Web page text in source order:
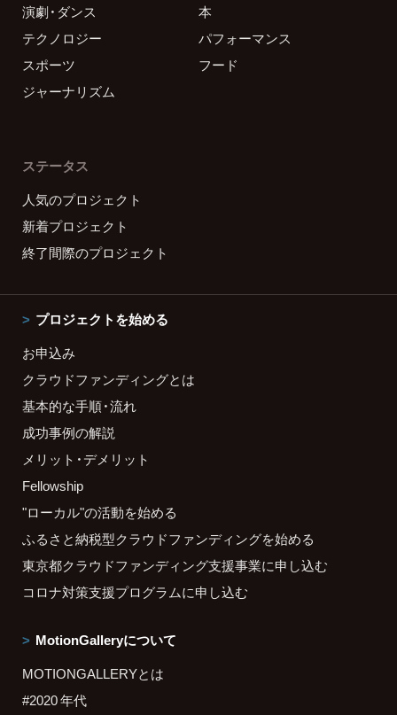
演劇・ダンス
本
テクノロジー
パフォーマンス
スポーツ
フード
ジャーナリズム
ステータス
人気のプロジェクト
新着プロジェクト
終了間際のプロジェクト
プロジェクトを始める
お申込み
クラウドファンディングとは
基本的な手順・流れ
成功事例の解説
メリット・デメリット
Fellowship
"ローカル"の活動を始める
ふるさと納税型クラウドファンディングを始める
東京都クラウドファンディング支援事業に申し込む
コロナ対策支援プログラムに申し込む
MotionGalleryについて
MOTIONGALLERYとは
#2020 年代